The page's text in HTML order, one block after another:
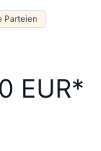
Parteien
EUR